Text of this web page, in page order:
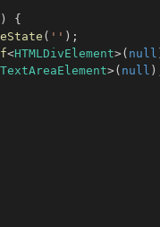
)
{
( '' ) ;
<HTMLDivElement>( null
>( null )